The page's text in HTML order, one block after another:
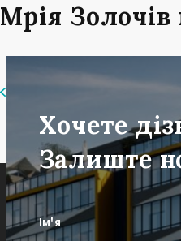
Мрія
Хочете
Залиште
Ім'я